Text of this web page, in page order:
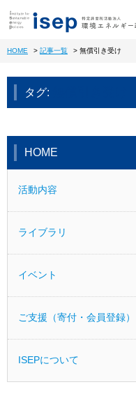
HOME > 記事一覧 > 無償引き受け
タグ:
HOME
活動内容
ライブラリ
イベント
ご支援（寄付・会員登録）
ISEPについて